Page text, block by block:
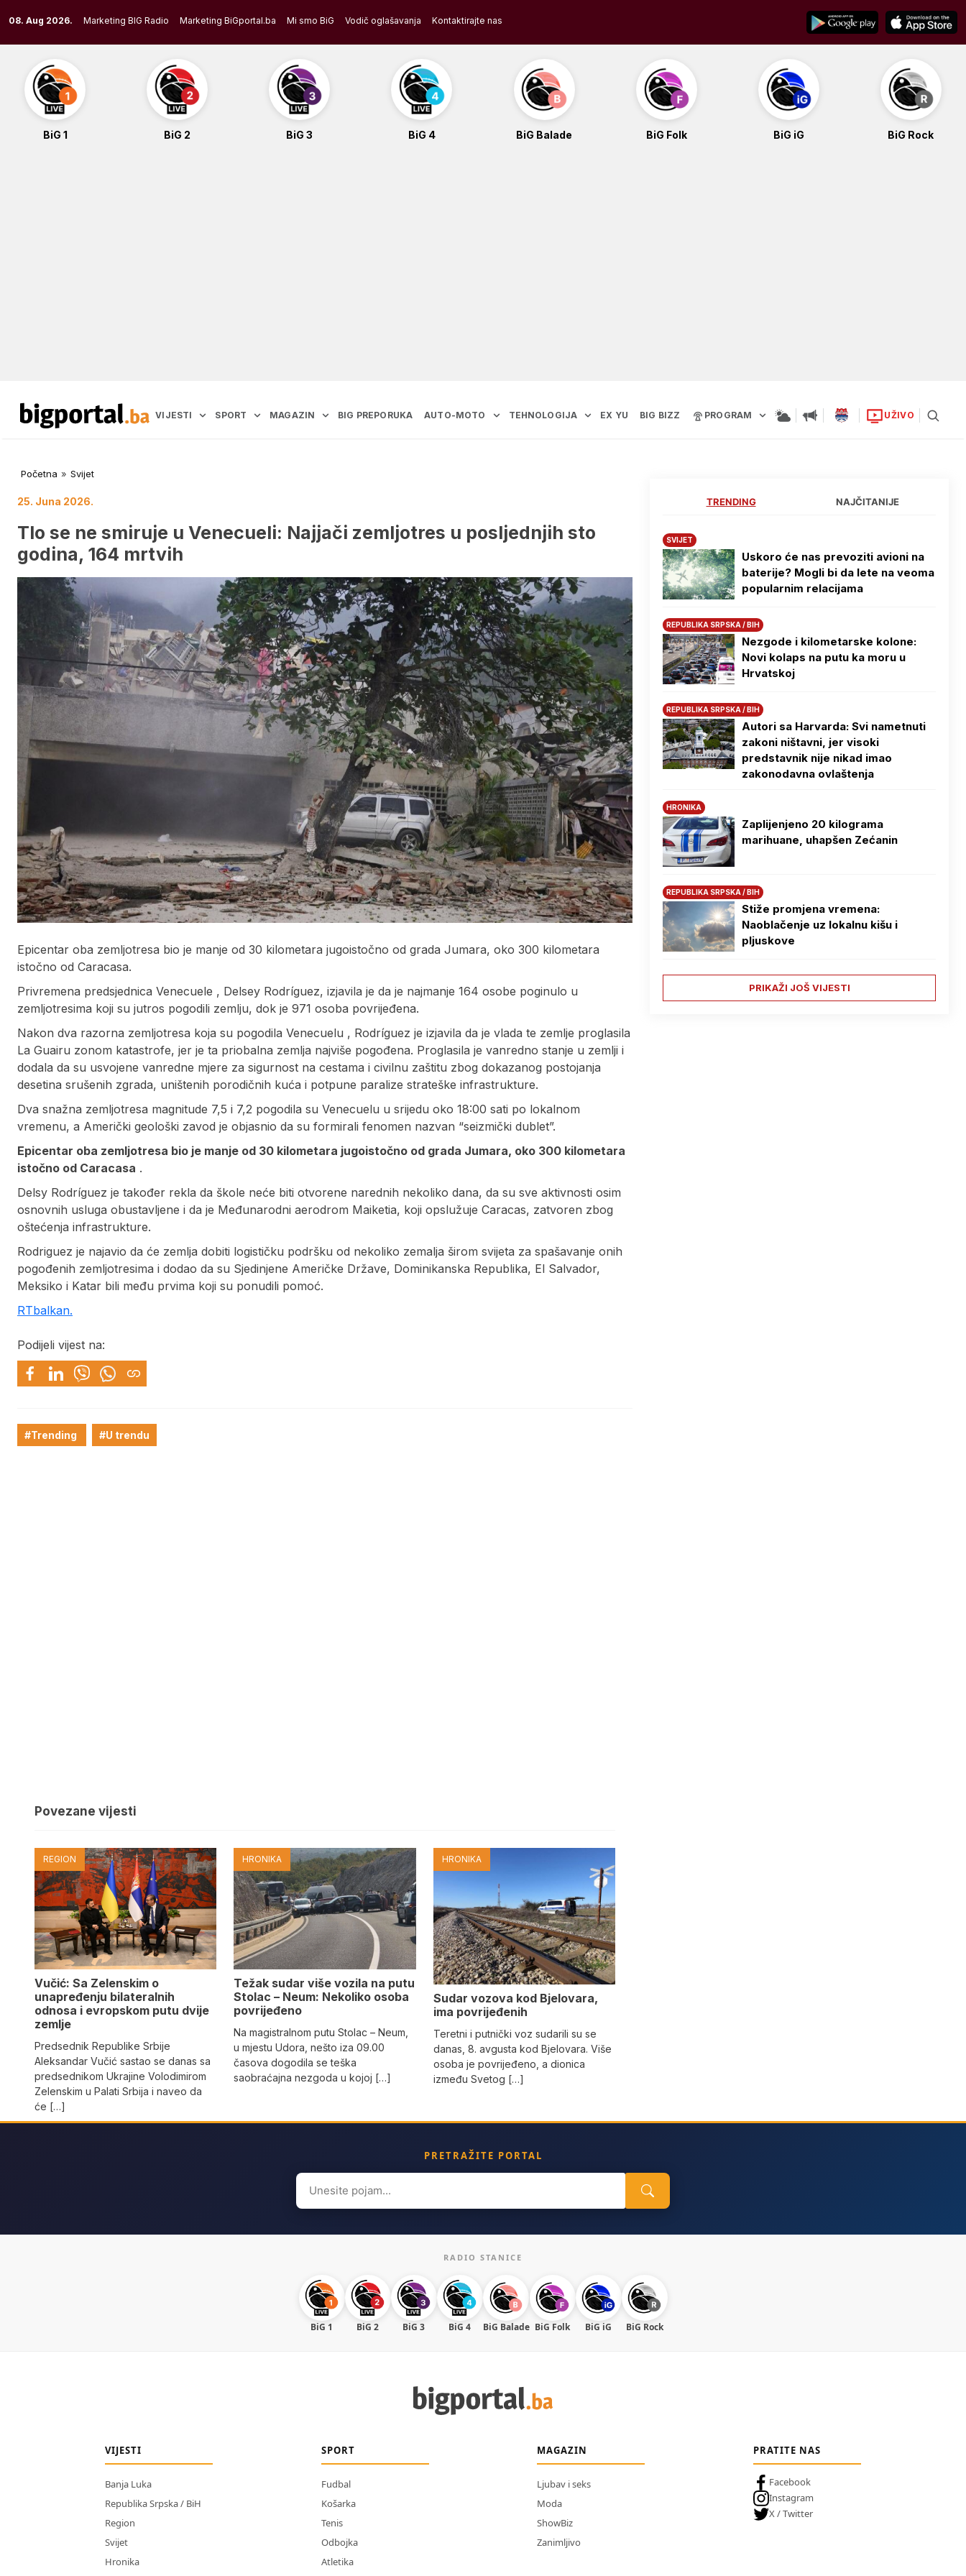
to
content
08. Aug 2026. Marketing BIG Radio Marketing BiGportal.ba Mi smo BiG Vodič oglašavanja Kontaktirajte nas
BiG 1 BiG 2 BiG 3 BiG 4 BiG Balade BiG Folk BiG iG BiG Rock
VIJESTI SPORT MAGAZIN BIG PREPORUKA AUTO-MOTO TEHNOLOGIJA EX YU BIG BIZZ PROGRAM UŽIVO
Početna » Svijet
25. Juna 2026.
Tlo se ne smiruje u Venecueli: Najjači zemljotres u posljednjih sto
godina, 164 mrtvih
Epicentar oba zemljotresa bio je manje od 30 kilometara jugoistočno od grada Jumara, oko 300 kilometara
istočno od Caracasa.
Privremena predsjednica Venecuele , Delsey Rodríguez, izjavila je da je najmanje 164 osobe poginulo u
zemljotresima koji su jutros pogodili zemlju, dok je 971 osoba povrijeđena.
Nakon dva razorna zemljotresa koja su pogodila Venecuelu , Rodríguez je izjavila da je vlada te zemlje proglasila
La Guairu zonom katastrofe, jer je ta priobalna zemlja najviše pogođena. Proglasila je vanredno stanje u zemlji i
dodala da su usvojene vanredne mjere za sigurnost na cestama i civilnu zaštitu zbog dokazanog postojanja
desetina srušenih zgrada, uništenih porodičnih kuća i potpune paralize strateške infrastrukture.
Dva snažna zemljotresa magnitude 7,5 i 7,2 pogodila su Venecuelu u srijedu oko 18:00 sati po lokalnom
vremenu, a Američki geološki zavod je objasnio da su formirali fenomen nazvan “seizmički dublet”.
Epicentar oba zemljotresa bio je manje od 30 kilometara jugoistočno od grada Jumara, oko 300 kilometara
istočno od Caracasa .
Delsy Rodríguez je također rekla da škole neće biti otvorene narednih nekoliko dana, da su sve aktivnosti osim
osnovnih usluga obustavljene i da je Međunarodni aerodrom Maiketia, koji opslužuje Caracas, zatvoren zbog
oštećenja infrastrukture.
Rodriguez je najavio da će zemlja dobiti logističku podršku od nekoliko zemalja širom svijeta za spašavanje onih
pogođenih zemljotresima i dodao da su Sjedinjene Američke Države, Dominikanska Republika, El Salvador,
Meksiko i Katar bili među prvima koji su ponudili pomoć.
RTbalkan.
Podijeli vijest na:
#Trending #U trendu
Povezane vijesti
REGION
Vučić: Sa Zelenskim o
unapređenju bilateralnih
odnosa i evropskom putu dvije
zemlje
Predsednik Republike Srbije
Aleksandar Vučić sastao se danas sa
predsednikom Ukrajine Volodimirom
Zelenskim u Palati Srbija i naveo da
će […]
HRONIKA
Težak sudar više vozila na putu
Stolac – Neum: Nekoliko osoba
povrijeđeno
Na magistralnom putu Stolac – Neum,
u mjestu Udora, nešto iza 09.00
časova dogodila se teška
saobraćajna nezgoda u kojoj […]
HRONIKA
Sudar vozova kod Bjelovara,
ima povrijeđenih
Teretni i putnički voz sudarili su se
danas, 8. avgusta kod Bjelovara. Više
osoba je povrijeđeno, a dionica
između Svetog […]
TRENDING NAJČITANIJE
SVIJET
Uskoro će nas prevoziti avioni na
baterije? Mogli bi da lete na veoma
popularnim relacijama
REPUBLIKA SRPSKA / BIH
Nezgode i kilometarske kolone:
Novi kolaps na putu ka moru u
Hrvatskoj
REPUBLIKA SRPSKA / BIH
Autori sa Harvarda: Svi nametnuti
zakoni ništavni, jer visoki
predstavnik nije nikad imao
zakonodavna ovlaštenja
HRONIKA
Zaplijenjeno 20 kilograma
marihuane, uhapšen Zećanin
REPUBLIKA SRPSKA / BIH
Stiže promjena vremena:
Naoblačenje uz lokalnu kišu i
pljuskove
PRIKAŽI JOŠ VIJESTI
PRETRAŽITE PORTAL
Search
for:
RADIO STANICE
BiG 1 BiG 2 BiG 3 BiG 4 BiG Balade BiG Folk BiG iG BiG Rock
VIJESTI
Banja Luka
Republika Srpska / BiH
Region
Svijet
Hronika
SPORT
Fudbal
Košarka
Tenis
Odbojka
Atletika
MAGAZIN
Ljubav i seks
Moda
ShowBiz
Zanimljivo
PRATITE NAS
Facebook
Instagram
X / Twitter